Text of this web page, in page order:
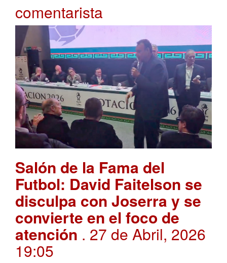
comentarista
Salón de la Fama del
Futbol: David Faitelson se
disculpa con Joserra y se
convierte en el foco de
atención . 27 de Abril, 2026
19:05